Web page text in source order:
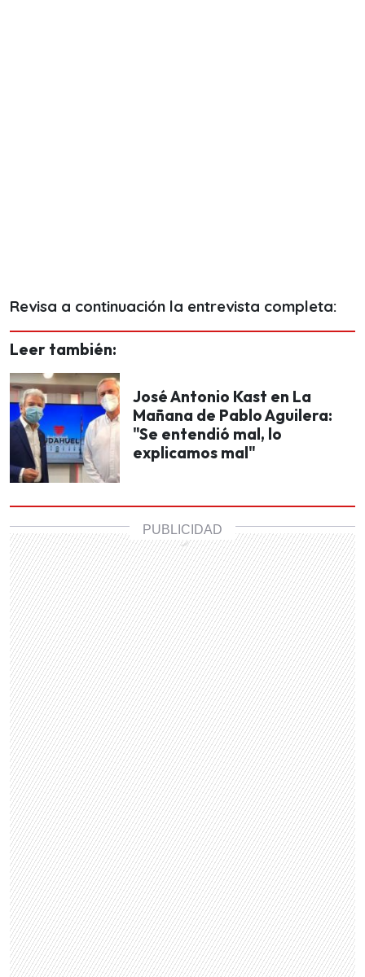
Revisa a continuación la entrevista completa:
Leer también:
José Antonio Kast en La
Mañana de Pablo Aguilera:
"Se entendió mal, lo
explicamos mal"